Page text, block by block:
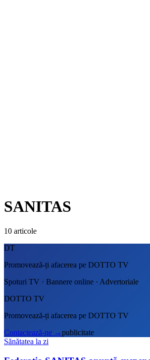
SANITAS
10 articole
DT
Promovează-ți afacerea pe DOTTO TV
Spoturi TV · Bannere online · Advertoriale
DOTTO TV
Promovează-ți afacerea pe DOTTO TV
Contactează-ne →publicitate
Sănătatea la zi